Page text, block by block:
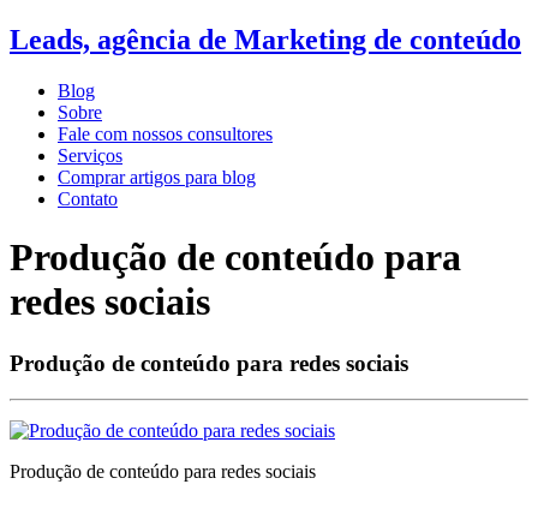
Leads, agência de Marketing de conteúdo
Blog
Sobre
Fale com nossos consultores
Serviços
Comprar artigos para blog
Contato
Produção de conteúdo para
redes sociais
Produção de conteúdo para redes sociais
Produção de conteúdo para redes sociais